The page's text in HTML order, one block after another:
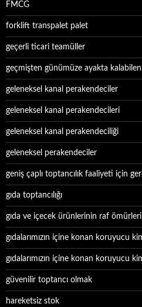
FMCG
forklift transpalet palet
geçerli ticari teamüller
geçmişten günümüze ayakta
geleneksel kanal perakendeciler
geleneksel kanal perakendecileri
geleneksel kanal perakendeciliği
geleneksel perakendeciler
geniş çaplı toptancılık faaliyeti için
gıda toptancılığı
gıda ve içecek ürünlerinin raf
gıdalarımızın içine konan koruyucu
gıdalarımızın içine konan koruyucu
güvenilir toptancı olmak
hareketsiz stok